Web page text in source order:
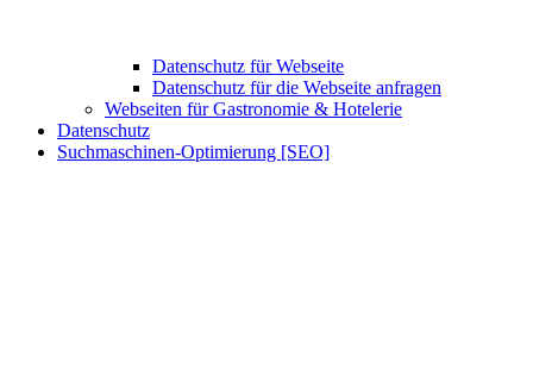
Datenschutz für Webseite
Datenschutz für die Webseite anfragen
Webseiten für Gastronomie & Hotelerie
Datenschutz
Suchmaschinen-Optimierung [SEO]